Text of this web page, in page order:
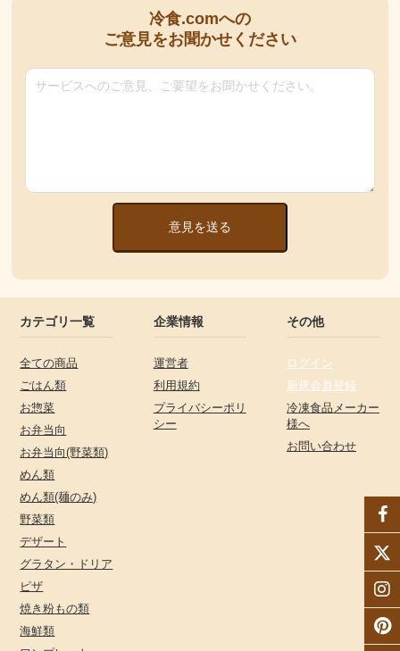
冷食.comへの
ご意見をお聞かせください
意見を送る
カテゴリ一覧
全ての商品
ごはん類
お惣菜
お弁当向
お弁当向(野菜類)
めん類
めん類(麺のみ)
野菜類
デザート
グラタン・ドリア
ピザ
焼き粉もの類
海鮮類
企業情報
運営者
利用規約
プライバシーポリ
シー
その他
ログイン
新規会員登録
冷凍食品メーカー
様へ
お問い合わせ